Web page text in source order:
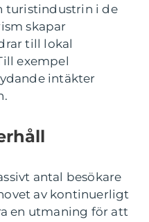
turistindustrin i de
skapar
till lokal
exempel
intäkter
antal besökare
av kontinuerligt
en utmaning för att